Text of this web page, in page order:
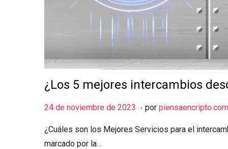
¿Los 5 mejores intercambios
Publicado el
24 de noviembre de 2023
5
e
. por piensaencripto.com
¿Cuáles son los Mejores Servicios para el
marcado por la…